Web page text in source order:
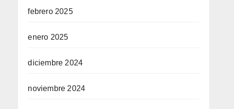
febrero 2025
enero 2025
diciembre 2024
noviembre 2024